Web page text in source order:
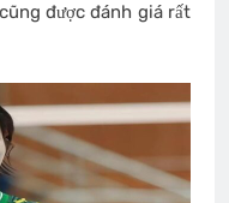
được đánh giá rất